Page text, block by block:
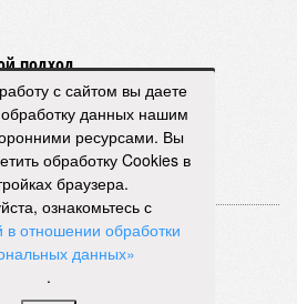
подход
с сайтом вы даете
данных нашим
ресурсами. Вы
обработку Cookies в
браузера.
ознакомьтесь с
в отношении обработки
данных»
.